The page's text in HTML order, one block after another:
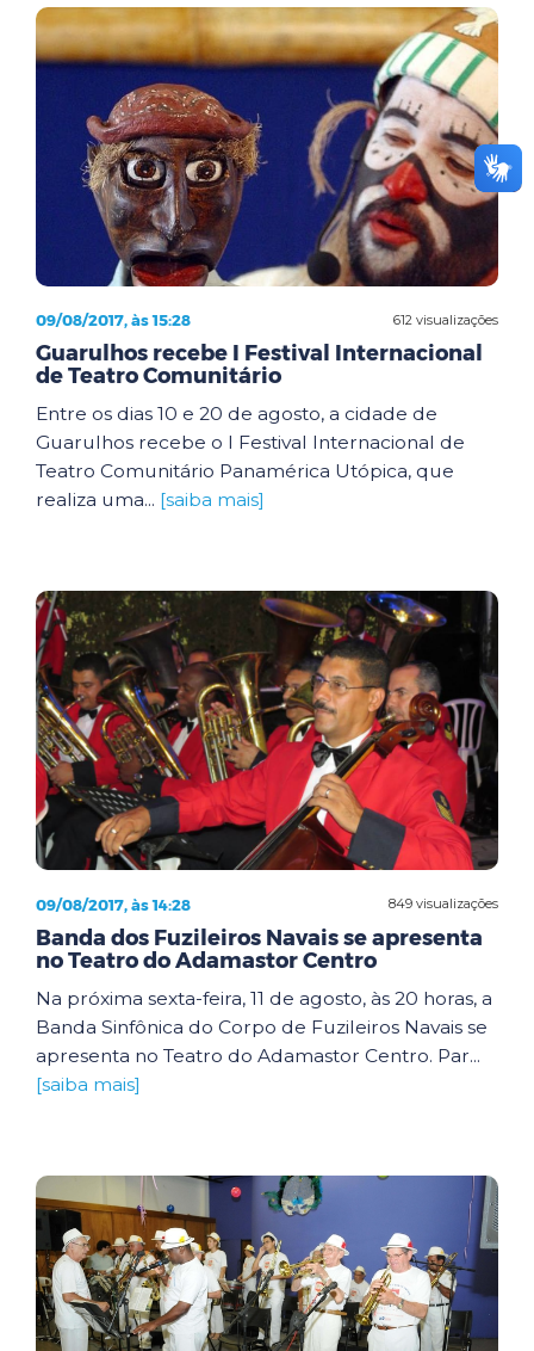
612 visualizações
09/08/2017, às 15:28
Guarulhos recebe I Festival Internacional
de Teatro Comunitário
Entre os dias 10 e 20 de agosto, a cidade de
Guarulhos recebe o I Festival Internacional de
Teatro Comunitário Panamérica Utópica, que
realiza uma... [saiba mais]
849 visualizações
09/08/2017, às 14:28
Banda dos Fuzileiros Navais se apresenta
no Teatro do Adamastor Centro
Na próxima sexta-feira, 11 de agosto, às 20 horas, a
Banda Sinfônica do Corpo de Fuzileiros Navais se
apresenta no Teatro do Adamastor Centro. Par...
[saiba mais]